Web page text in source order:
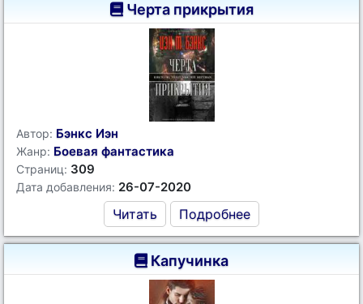
Черта прикрытия
Автор: Бэнкс Иэн
Жанр: Боевая фантастика
Страниц: 309
Дата добавления: 26-07-2020
Читать Подробнее
Капучинка